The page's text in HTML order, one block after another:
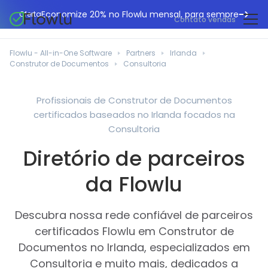
OfertaEconomize 20% no Flowlu mensal, para sempre
Contato vendas
Gestão de projetos
Faturação online
Automação do fluxo de trabalho
Ferramentas de colaboração
Gestão financeira
Base de conhecimento
Agências de marketing
Departamentos de TI
Profissionais jurídicos
Empresas de fabrico
Pequenos negócios
Planeadores de eventos
Central de ajuda
Blogue Flowlu
Guias
Casos de utilização
Ferramentas gratuitas
Português
Flowlu - All-in-One Software Partners
Irlanda
Construtor de Documentos
Consultoria
Profissionais de Construtor de Documentos
certificados baseados no Irlanda focados na
Consultoria
Diretório de parceiros
da Flowlu
Descubra nossa rede confiável de parceiros
certificados Flowlu em Construtor de
Documentos no Irlanda, especializados em
Consultoria e muito mais, dedicados a